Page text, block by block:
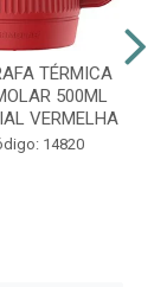
TÉRMICA
500ML
VERMELHA
14820